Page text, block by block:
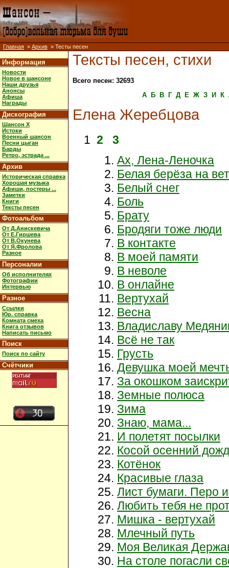
Главная » Архив » Тесты песен
Информация
Новости
Новое в шансоне
Наши друзья
Анонсы
Афиша
Награды
Дискография
Шансон X
Истоки
Военный шансон
Песни цыган
Барды
Ретро, эстрада ...
Архив
Историческая справка
Хорошая музыка
Афиши, постеры ...
Заметки
Книги
Тексты песен
Фотоальбом
От Д.Анискевича
От Е.Гиршева
От В.Окунева
От Я.Фролова
Разное
Персоналии
Об исполнителях
Фотографии
Интервью
Разное
Ссылки
Юр. справка
Комната смеха
Книга отзывов
Написать письмо
Поиск
Поиск по сайту
Счётчики
Тексты песен, стихи
Всего песен: 32693
А
Б В Г Д Е Ж З И К
Елена Жеребцова
1 2
3
Ах, Лена-Леночка
Белая берёза на
Белый снег
Боль
Брату
Бродяги тоже люди
В контакте
В моей памяти
В неволе
В онлайне
Вертухай
Весна
Владиславу
Всё не так
Грусть
Девушка моей
За окошком
Земные полюса
Зима
Знаю, мама...
И полетят посылки
Косой осенний
Котёнок
Красивые глаза
Лист бумаги. Перо
Любить тебя не
Мишка - вертухай
Млечный путь
Моя Великая
На столе погасли